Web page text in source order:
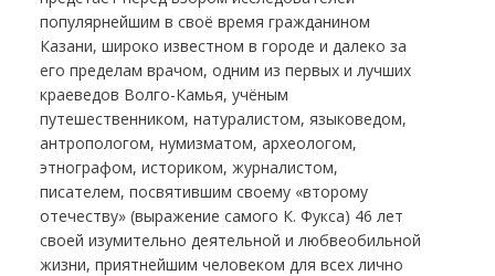
популярнейшим в своё время гражданином
Казани, широко известном в городе и далеко за
его пределам врачом, одним из первых и лучших
краеведов Волго-Камья, учёным
путешественником, натуралистом, языковедом,
антропологом, нумизматом, археологом,
этнографом, историком, журналистом,
писателем, посвятившим своему «второму
отечеству» (выражение самого К. Фукса) 46 лет
своей изумительно деятельной и любвеобильной
жизни, приятнейшим человеком для всех лично